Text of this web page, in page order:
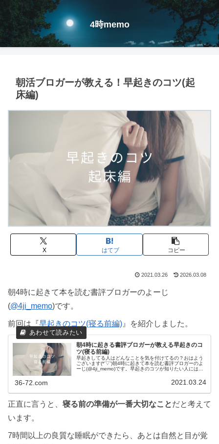
4時memo
朝活ブロガーが教える！早起きのコツ(起
床編)
X はてブ コピー
2021.03.26 2026.03.08
朝4時に起きて本を読む書評ブロガーのよーじ
(@4ji_memo)です。
前回は『早起きのコツ(寝る前編) 』を紹介しました。
朝4時に起きる書評ブロガーが教える早起きのコ
ツ(寝る前編)
早起きしてる人はどんなことを気を付けてるの？おはよう
ございます(*'▽')朝4時に起きて本を読む書評ブロガーのよ
ーじ(@4ji_memo)です。早起きのコツが知りたい人には、
36-72.com 2021.03.24
正直に言うと、 寝る前の準備が一番大切なことだと考えて
います。
7時間以上の良質な睡眠ができたら、あとは自然と目が覚